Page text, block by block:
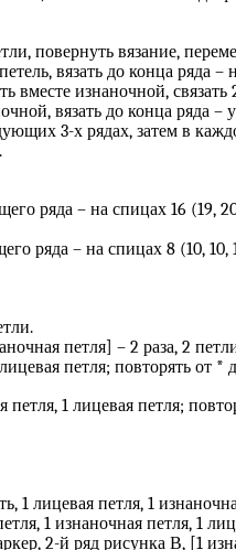
повернуть вязание,
вязать до конца ряда –
вместе изнаночной, связать
вязать до конца ряда –
3-х рядах, затем в
ряда – на спицах 16 (19,
ряда – на спицах 8 (10, 10,
петля] – 2 раза, 2
петля; повторять от *
1 лицевая петля;
1 лицевая петля, 1
1 изнаночная петля, 1
2-й ряд рисунка В, [1